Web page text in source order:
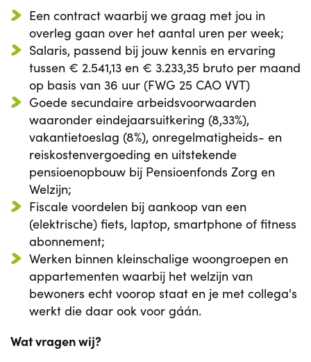
Een contract waarbij we graag met jou in
overleg gaan over het aantal uren per week;
Salaris, passend bij jouw kennis en ervaring
tussen € 2.541,13 en € 3.233,35 bruto per maand
op basis van 36 uur (FWG 25 CAO VVT)
Goede secundaire arbeidsvoorwaarden
waaronder eindejaarsuitkering (8,33%),
vakantietoeslag (8%), onregelmatigheids- en
reiskostenvergoeding en uitstekende
pensioenopbouw bij Pensioenfonds Zorg en
Welzijn;
Fiscale voordelen bij aankoop van een
(elektrische) fiets, laptop, smartphone of fitness
abonnement;
Werken binnen kleinschalige woongroepen en
appartementen waarbij het welzijn van
bewoners echt voorop staat en je met collega's
werkt die daar ook voor gáán.
Wat vragen wij?